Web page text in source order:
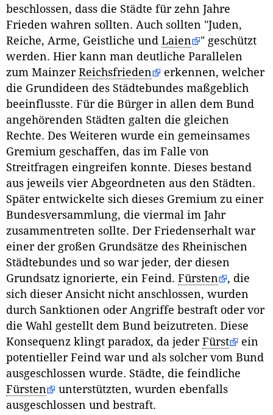
beschlossen, dass die Städte für zehn Jahre
Frieden wahren sollten. Auch sollten "Juden,
Reiche, Arme, Geistliche und Laien
" geschützt
werden. Hier kann man deutliche Parallelen
zum Mainzer Reichsfrieden
erkennen, welcher
die Grundideen des Städtebundes maßgeblich
beeinflusste. Für die Bürger in allen dem Bund
angehörenden Städten galten die gleichen
Rechte. Des Weiteren wurde ein gemeinsames
Gremium geschaffen, das im Falle von
Streitfragen eingreifen konnte. Dieses bestand
aus jeweils vier Abgeordneten aus den Städten.
Später entwickelte sich dieses Gremium zu einer
Bundesversammlung, die viermal im Jahr
zusammentreten sollte. Der Friedenserhalt war
einer der großen Grundsätze des Rheinischen
Städtebundes und so war jeder, der diesen
Grundsatz ignorierte, ein Feind. Fürsten
, die
sich dieser Ansicht nicht anschlossen, wurden
durch Sanktionen oder Angriffe bestraft oder vor
die Wahl gestellt dem Bund beizutreten. Diese
Konsequenz klingt paradox, da jeder Fürst
ein
potentieller Feind war und als solcher vom Bund
ausgeschlossen wurde. Städte, die feindliche
Fürsten
unterstützten, wurden ebenfalls
ausgeschlossen und bestraft.